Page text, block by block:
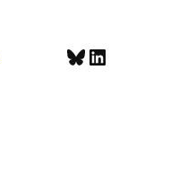
Bluesky
LinkedIn